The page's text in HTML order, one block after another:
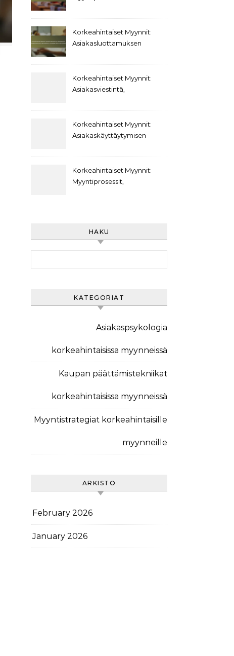
Myyntivälineet
Korkeahintaiset Myynnit:
Asiakasluottamuksen
parantaminen,
Asiakasprofiilien
Korkeahintaiset Myynnit:
Asiakasviestintä,
Korkeahintaiset Myynnit:
Asiakaskäyttäytymisen
Asiakasarvo
Korkeahintaiset Myynnit:
Myyntiprosessit,
HAKU
KATEGORIAT
Asiakaspsykologia
korkeahintaisissa myynneissä
Kaupan päättämistekniikat
korkeahintaisissa myynneissä
Myyntistrategiat korkeahintaisille
myynneille
ARKISTO
February 2026
January 2026